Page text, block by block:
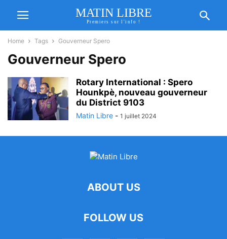
MATIN LIBRE
Premiers sur l'info !
Home Tags Gouverneur Spero
Gouverneur Spero
Rotary International : Spero
Hounkpè, nouveau gouverneur
du District 9103
Matin Libre - 1 juillet 2024
ABOUT US
FOLLOW US